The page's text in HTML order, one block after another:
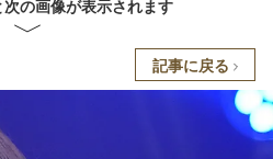
の画像が表示されます
記事に戻る